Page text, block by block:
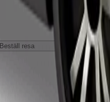
Beställ resa